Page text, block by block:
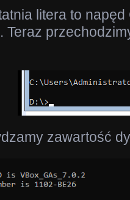
litera to
Teraz
zawartość